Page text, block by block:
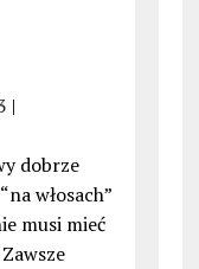
|
dobrze
włosach”
musi mieć